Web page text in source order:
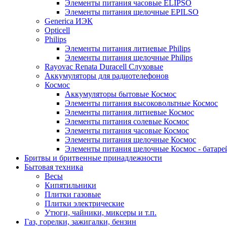
Элементы питания часовые ELIPSO
Элементы питания щелочные EPILSO
Generica ИЭК
Opticell
Philips
Элементы питания литиевые Philips
Элементы питания щелочные Philips
Rayovac Renata Duracell Слуховые
Аккумуляторы для радиотелефонов
Космос
Аккумуляторы бытовые Космос
Элементы питания высоковольтные Космос
Элементы питания литиевые Космос
Элементы питания солевые Космос
Элементы питания часовые Космос
Элементы питания щелочные Космос
Элементы питания щелочные Космос -
Бритвы и бритвенные принадлежности
Бытовая техника
Весы
Кипятильники
Плитки газовые
Плитки электрические
Утюги, чайники, миксеры и т.п.
Газ, горелки, зажигалки, бензин